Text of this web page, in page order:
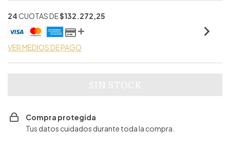
24CUOTAS DE$132.272,25
VER MEDIOS DE PAGO
Compra protegida
Tus datos cuidados durante toda la compra.